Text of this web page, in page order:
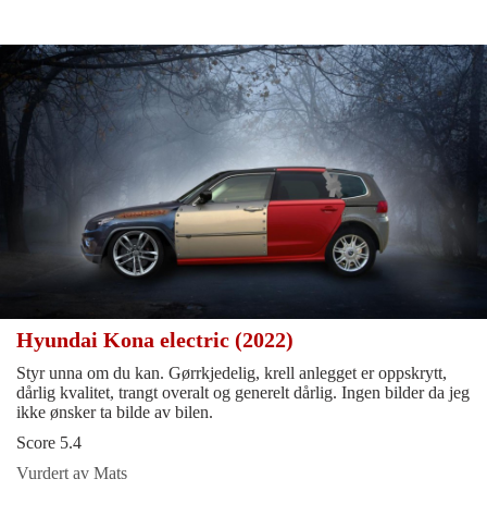
Hyundai Kona electric (2022)
Styr unna om du kan. Gørrkjedelig, krell anlegget er oppskrytt,
dårlig kvalitet, trangt overalt og generelt dårlig. Ingen bilder da jeg
ikke ønsker ta bilde av bilen.
Score 5.4
Vurdert av Mats